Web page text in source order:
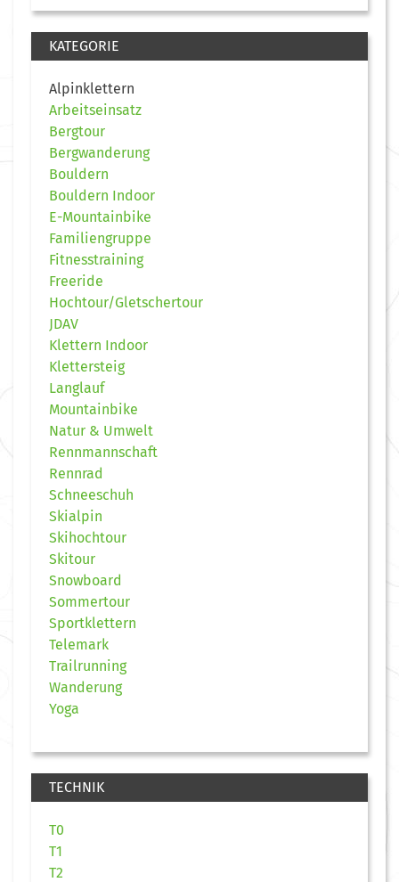
KATEGORIE
Alpinklettern
Arbeitseinsatz
Bergtour
Bergwanderung
Bouldern
Bouldern Indoor
E-Mountainbike
Familiengruppe
Fitnesstraining
Freeride
Hochtour/Gletschertour
JDAV
Klettern Indoor
Klettersteig
Langlauf
Mountainbike
Natur & Umwelt
Rennmannschaft
Rennrad
Schneeschuh
Skialpin
Skihochtour
Skitour
Snowboard
Sommertour
Sportklettern
Telemark
Trailrunning
Wanderung
Yoga
TECHNIK
T0
T1
T2